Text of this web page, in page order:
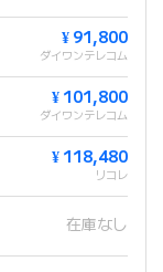
¥ 91,800
ダイワンテレコム
¥ 101,800
ダイワンテレコム
¥ 118,480
リコレ
在庫なし